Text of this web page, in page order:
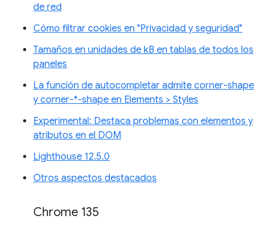
de red
Cómo filtrar cookies en "Privacidad y seguridad"
Tamaños en unidades de kB en tablas de todos los
paneles
La función de autocompletar admite corner-shape
y corner-*-shape en Elements > Styles
Experimental: Destaca problemas con elementos y
atributos en el DOM
Lighthouse 12.5.0
Otros aspectos destacados
Chrome 135